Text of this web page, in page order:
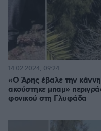
«Ο Άρης έβαλε την κάννη
ακούστηκε μπαμ»
φονικού στη Γλυφάδα
14.02.2024, 09:24